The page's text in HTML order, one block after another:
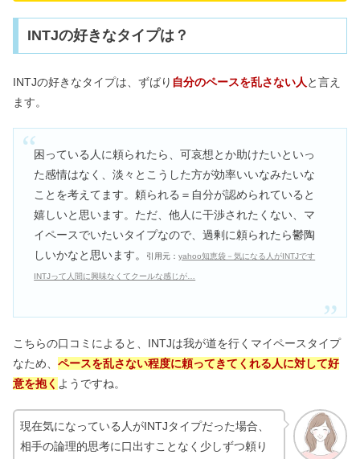
INTJの好きなタイプは？
INTJの好きなタイプは、ずばり 自分のペースを乱さない人 と言え
ます。
困っている人に頼られたら、可哀想とか助けたいといっ
た感情はなく、淡々とこうした方が効率いいなみたいな
ことを考えてます。頼られる＝自分が認められていると
嬉しいと思います。ただ、他人に干渉されたくない、マ
イペースでいたいタイプなので、過剰に頼られたら鬱陶
しいかなと思います。
引用元：yahoo知恵袋－気になる人がINTJです
INTJって人間に興味なくてクールな感じが…
こちらの口コミによると、INTJは我が道を行くマイペースタイプ
なため、 ペースを乱さない程度に頼ってきてくれる人に対して好
意を抱く ようですね。
現在気になっている人がINTJタイプだった場合、
相手の論理的思考に口出すことなく少しずつ頼り